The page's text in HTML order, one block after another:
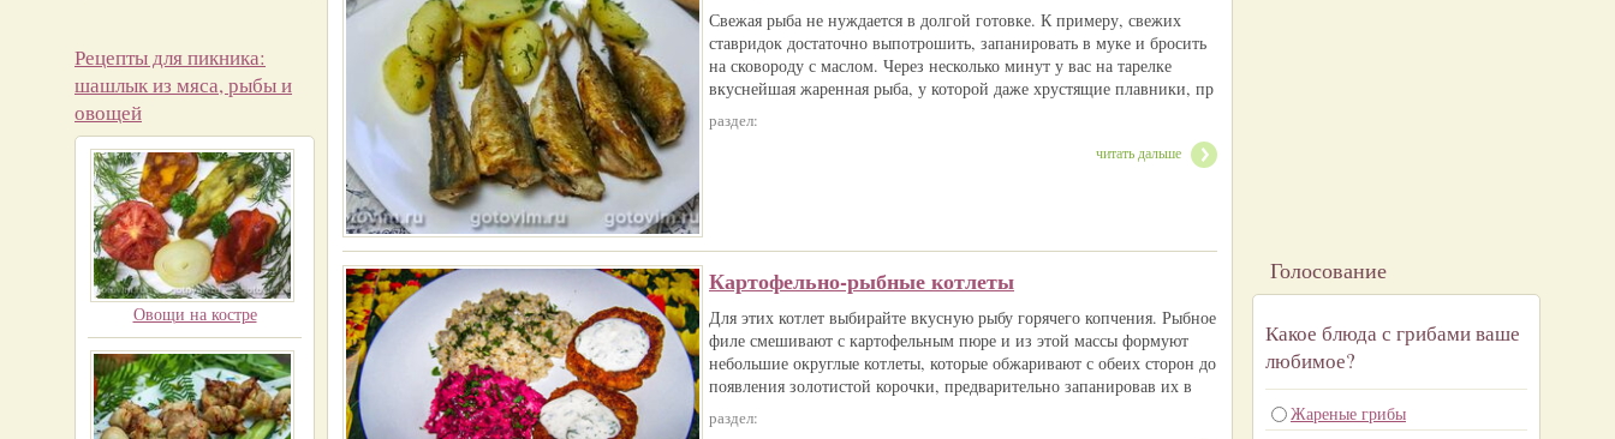
Рецепты для пикника:
шашлык из мяса, рыбы и
овощей
Овощи на костре
Свежая рыба не нуждается в долгой готовке. К примеру, свежих
ставридок достаточно выпотрошить, запанировать в муке и бросить
на сковороду с маслом. Через несколько минут у вас на тарелке
вкуснейшая жаренная рыба, у которой даже хрустящие плавники, пр
раздел:
читать дальше
Картофельно-рыбные котлеты
Для этих котлет выбирайте вкусную рыбу горячего копчения. Рыбное
филе смешивают с картофельным пюре и из этой массы формуют
небольшие округлые котлеты, которые обжаривают с обеих сторон до
появления золотистой корочки, предварительно запанировав их в
раздел:
Голосование
Какое блюда с грибами ваше
любимое?
Жареные грибы